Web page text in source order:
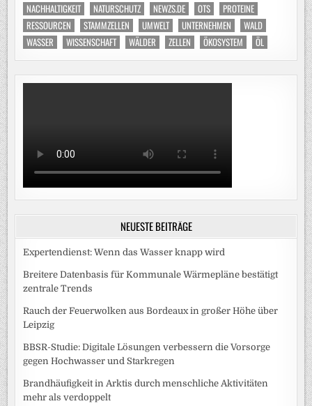
NACHHALTIGKEIT
NATURSCHUTZ NEWZS.DE OTS
PROTEINE
RESSOURCEN
STAMMZELLEN UMWELT UNTERNEHMEN
WALD
WASSER
WISSENSCHAFT WÄLDER ZELLEN ÖKOSYSTEM ÖL
NEUESTE BEITRÄGE
Expertendienst: Wenn das Wasser knapp wird
Breitere Datenbasis für Kommunale Wärmepläne bestätigt
zentrale Trends
Rauch der Feuerwolken aus Bordeaux in großer Höhe über
Leipzig
BBSR-Studie: Digitale Lösungen verbessern die Vorsorge
gegen Hochwasser und Starkregen
Brandhäufigkeit in Arktis durch menschliche Aktivitäten
mehr als verdoppelt